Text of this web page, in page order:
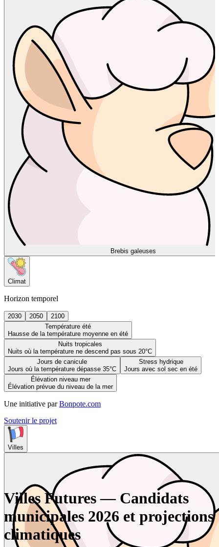
Brebis galeuses
Climat
Horizon temporel
2030 2050
2100
Température été
Hausse de la température moyenne en été
Nuits tropicales
Nuits où la température ne descend pas sous 20°C
Jours de canicule
Jours où la température dépasse 35°C
Stress hydrique
Jours avec sol sec en été
Élévation niveau mer
Élévation prévue du niveau de la mer
Une initiative par Bonpote.com
Soutenir le projet
Villes
Villes Futures — Candidats
municipales 2026 et projections
climatiques